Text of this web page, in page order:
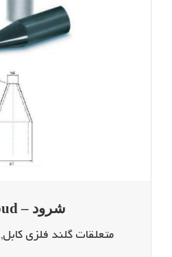
شرود – Shroud
متعلقات گلند فلزی کابل,